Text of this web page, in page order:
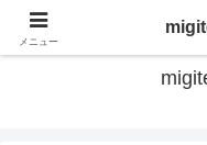
て
メニュー